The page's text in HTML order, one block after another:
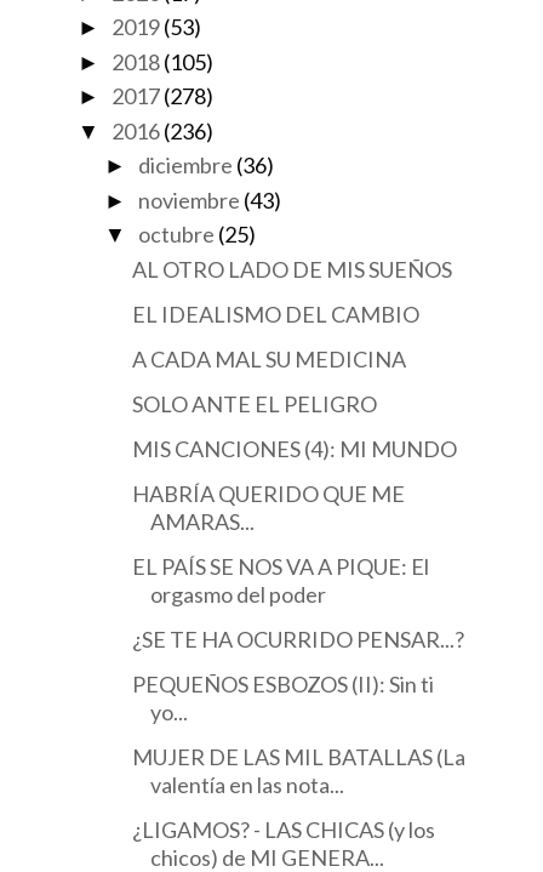
► 2019(53)
► 2018(105)
► 2017(278)
▼ 2016(236)
► diciembre (36)
► noviembre (43)
▼ octubre (25)
AL OTRO LADO DE MIS SUEÑOS
EL IDEALISMO DEL CAMBIO
A CADA MAL SU MEDICINA
SOLO ANTE EL PELIGRO
MIS CANCIONES (4): MI MUNDO
HABRÍA QUERIDO QUE ME
AMARAS...
EL PAÍS SE NOS VA A PIQUE: El
orgasmo del poder
¿SE TE HA OCURRIDO PENSAR...?
PEQUEÑOS ESBOZOS (II): Sin ti
yo...
MUJER DE LAS MIL BATALLAS (La
valentía en las nota...
¿LIGAMOS? - LAS CHICAS (y los
chicos) de MI GENERA...